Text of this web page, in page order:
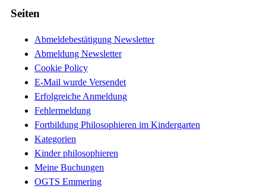
Seiten
Abmeldebestätigung Newsletter
Abmeldung Newsletter
Cookie Policy
E-Mail wurde Versendet
Erfolgreiche Anmeldung
Fehlermeldung
Fortbildung Philosophieren im Kindergarten
Kategorien
Kinder philosophieren
Meine Buchungen
OGTS Emmering